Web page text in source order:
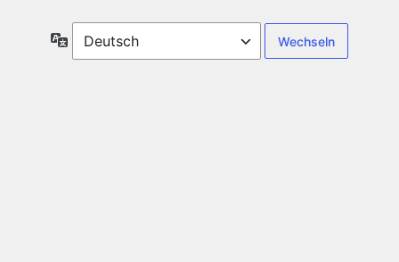
Sprache